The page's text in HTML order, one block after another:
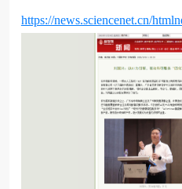
https://news.sciencenet.cn/